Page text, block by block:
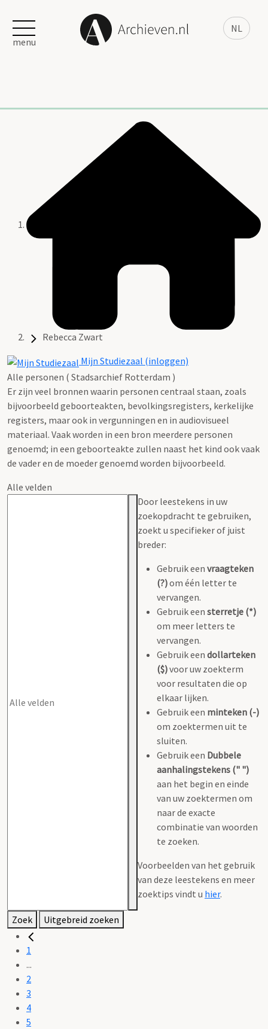
NL
menu
Rebecca Zwart
Mijn Studiezaal (inloggen)
Alle personen ( Stadsarchief Rotterdam )
Er zijn veel bronnen waarin personen centraal staan, zoals
bijvoorbeeld geboorteakten, bevolkingsregisters, kerkelijke
registers, maar ook in vergunningen en in audiovisueel
materiaal. Vaak worden in een bron meerdere personen
genoemd; in een geboorteakte zullen naast het kind ook vaak
de vader en de moeder genoemd worden bijvoorbeeld.
Alle velden
Door leestekens in uw
zoekopdracht te gebruiken,
zoekt u specifieker of juist
breder:
Gebruik een vraagteken
(?)om één letter te
vervangen.
Gebruik een sterretje (*)
om meer letters te
vervangen.
Gebruik een dollarteken
($)voor uw zoekterm
voor resultaten die op
elkaar lijken.
Gebruik een minteken (-)
om zoektermen uit te
sluiten.
Gebruik een Dubbele
aanhalingstekens (" ")
aan het begin en einde
van uw zoektermen om
naar de exacte
combinatie van woorden
te zoeken.
Voorbeelden van het gebruik
van deze leestekens en meer
zoektips vindt u hier.
Zoek Uitgebreid zoeken
1
...
2
3
4
5